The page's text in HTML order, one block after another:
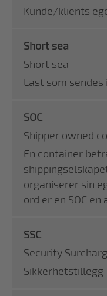
Kunde/klients
Short sea
Short sea
Last som
SOC
Shipper owned
En container
organiserer sin
ord er en SOC
SSC
Security
Sikkerhetstillegg